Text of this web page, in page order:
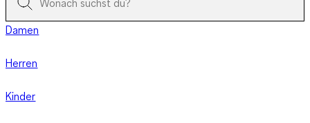
Damen
Herren
Kinder